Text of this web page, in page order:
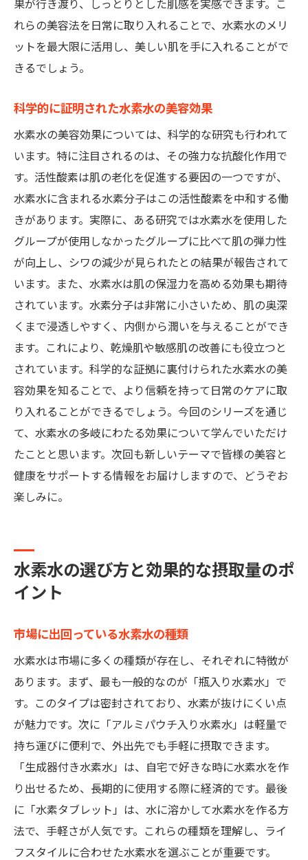
果が行き渡り、しっとりとした肌感を実感できます。こ
れらの美容法を日常に取り入れることで、水素水のメリ
ットを最大限に活用し、美しい肌を手に入れることがで
きるでしょう。
科学的に証明された水素水の美容効果
水素水の美容効果については、科学的な研究も行われて
います。特に注目されるのは、その強力な抗酸化作用で
す。活性酸素は肌の老化を促進する要因の一つですが、
水素水に含まれる水素分子はこの活性酸素を中和する働
きがあります。実際に、ある研究では水素水を使用した
グループが使用しなかったグループに比べて肌の弾力性
が向上し、シワの減少が見られたとの結果が報告されて
います。また、水素水は肌の保湿力を高める効果も期待
されています。水素分子は非常に小さいため、肌の奥深
くまで浸透しやすく、内側から潤いを与えることができ
ます。これにより、乾燥肌や敏感肌の改善にも役立つと
されています。科学的な証拠に裏付けられた水素水の美
容効果を知ることで、より信頼を持って日常のケアに取
り入れることができるでしょう。今回のシリーズを通じ
て、水素水の多岐にわたる効果について学んでいただけ
たことと思います。次回も新しいテーマで皆様の美容と
健康をサポートする情報をお届けしますので、どうぞお
楽しみに。
水素水の選び方と効果的な摂取量のポ
イント
市場に出回っている水素水の種類
水素水は市場に多くの種類が存在し、それぞれに特徴が
あります。まず、最も一般的なのが「瓶入り水素水」で
す。このタイプは密封されており、水素が抜けにくい点
が魅力です。次に「アルミパウチ入り水素水」は軽量で
持ち運びに便利で、外出先でも手軽に摂取できます。
「生成器付き水素水」は、自宅で好きな時に水素水を作
り出せるため、長期的に使用する際に経済的です。最後
に「水素タブレット」は、水に溶かして水素水を作る方
法で、手軽さが人気です。これらの種類を理解し、ライ
フスタイルに合わせた水素水を選ぶことが重要です。